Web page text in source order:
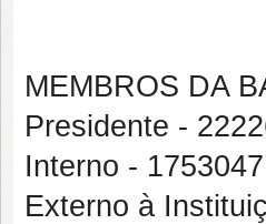
MEMBROS DA
Presidente -
Interno -
Externo à